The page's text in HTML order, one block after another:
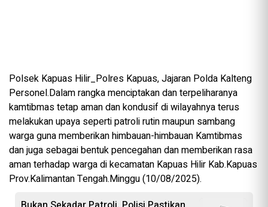
Polsek Kapuas Hilir_Polres Kapuas, Jajaran Polda Kalteng
Personel.Dalam rangka menciptakan dan terpeliharanya
kamtibmas tetap aman dan kondusif di wilayahnya terus
melakukan upaya seperti patroli rutin maupun sambang
warga guna memberikan himbauan-himbauan Kamtibmas
dan juga sebagai bentuk pencegahan dan memberikan rasa
aman terhadap warga di kecamatan Kapuas Hilir Kab.Kapuas
Prov.Kalimantan Tengah.Minggu (10/08/2025).